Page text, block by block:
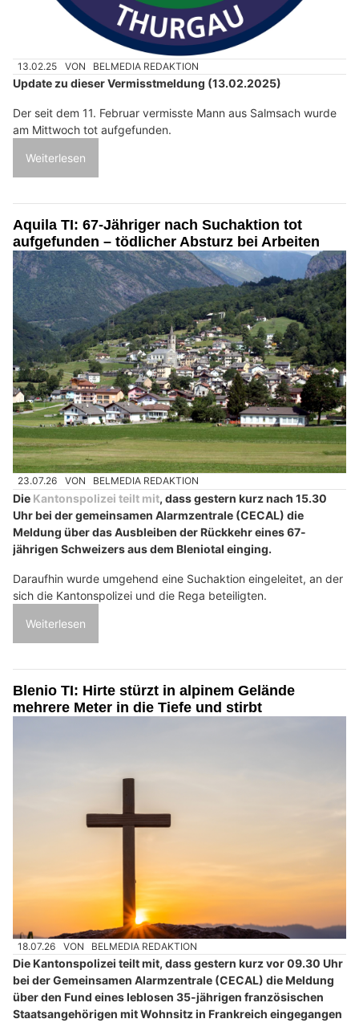
13.02.25 VON BELMEDIA REDAKTION
Update zu dieser Vermisstmeldung (13.02.2025)
Der seit dem 11. Februar vermisste Mann aus Salmsach wurde
am Mittwoch tot aufgefunden.
Weiterlesen
Aquila TI: 67-Jähriger nach Suchaktion tot
aufgefunden – tödlicher Absturz bei Arbeiten
23.07.26 VON BELMEDIA REDAKTION
Die Kantonspolizei teilt mit, dass gestern kurz nach 15.30
Uhr bei der gemeinsamen Alarmzentrale (CECAL) die
Meldung über das Ausbleiben der Rückkehr eines 67-
jährigen Schweizers aus dem Bleniotal einging.
Daraufhin wurde umgehend eine Suchaktion eingeleitet, an der
sich die Kantonspolizei und die Rega beteiligten.
Weiterlesen
Blenio TI: Hirte stürzt in alpinem Gelände
mehrere Meter in die Tiefe und stirbt
18.07.26 VON BELMEDIA REDAKTION
Die Kantonspolizei teilt mit, dass gestern kurz vor 09.30 Uhr
bei der Gemeinsamen Alarmzentrale (CECAL) die Meldung
über den Fund eines leblosen 35-jährigen französischen
Staatsangehörigen mit Wohnsitz in Frankreich eingegangen